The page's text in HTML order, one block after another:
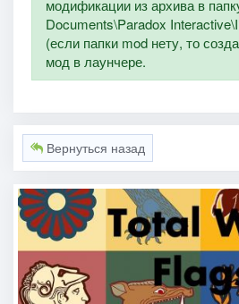
модификации из архива в
Documents\Paradox
(если папки mod нету, то
мод в лаунчере.
Вернуться назад